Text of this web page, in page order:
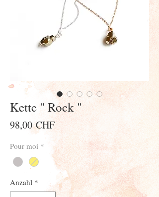
Kette " Rock "
98,00 CHFPreis
Pour moi *
Anzahl *